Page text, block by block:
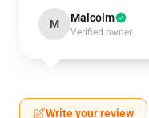
M Malcolm
Verified owner
Write your review